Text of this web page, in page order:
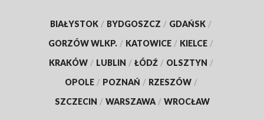
BIAŁYSTOK / BYDGOSZCZ / GDAŃSK /
GORZÓW WLKP. / KATOWICE / KIELCE /
KRAKÓW / LUBLIN / ŁÓDŹ / OLSZTYN /
OPOLE / POZNAŃ / RZESZÓW /
SZCZECIN / WARSZAWA / WROCŁAW